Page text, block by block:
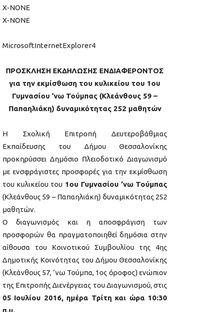
X-NONE
X-NONE
MicrosoftInternetExplorer4
ΠΡΟΣΚΛΗΣΗ ΕΚΔΗΛΩΣΗΣ ΕΝΔΙΑΦΕΡΟΝΤΟΣ
για την εκμίσθωση του κυλικείου του 1ου
Γυμνασίου ’νω Τούμπας (Κλεάνθους 59 –
Παπαηλιάκη) δυναμικότητας 252 μαθητών
Η Σχολική Επιτροπή Δευτεροβάθμιας
Εκπαίδευσης του Δήμου Θεσσαλονίκης
προκηρύσσει Δημόσιο Πλειοδοτικό Διαγωνισμό
με ενσφράγιστες προσφορές για την εκμίσθωση
του κυλικείου του 1ου Γυμνασίου ’νω Τούμπας
(Κλεάνθους 59 – Παπαηλιάκη) δυναμικότητας 252
μαθητών.
Ο διαγωνισμός και η αποσφράγιση των
προσφορών θα πραγματοποιηθεί δημόσια στην
αίθουσα του Κοινοτικού Συμβουλίου της 4ης
Δημοτικής Κοινότητας του Δήμου Θεσσαλονίκης
(Κλεάνθους 57, ’νω Τούμπα, 1ος όροφος) ενώπιον
της Επιτροπής Διενέργειας του Διαγωνισμού, στις
05 Ιουλίου 2016, ημέρα Τρίτη και ώρα 10:30
π.μ.